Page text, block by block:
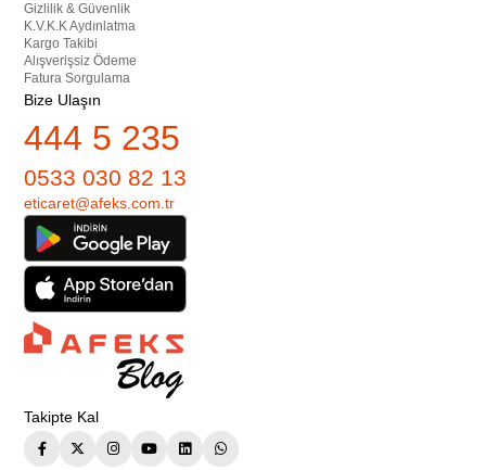
Gizlilik & Güvenlik
K.V.K.K Aydınlatma
Kargo Takibi
Alışverişsiz Ödeme
Fatura Sorgulama
Bize Ulaşın
444 5 235
0533 030 82 13
eticaret@afeks.com.tr
Takipte Kal